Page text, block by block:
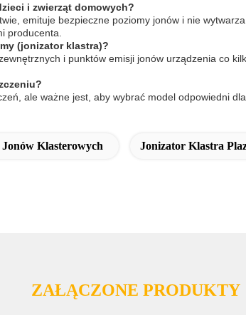
i zwierząt domowych?
emituje bezpieczne poziomy jonów i nie
producenta.
(jonizator klastra)?
i punktów emisji jonów urządzenia co
ale ważne jest, aby wybrać model odpowiedni
Klasterowych Jonizator Klastra
ZAŁĄCZONE PRODUKTY